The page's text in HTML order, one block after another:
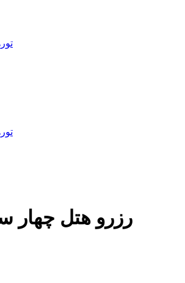
رزرو هتل چهار